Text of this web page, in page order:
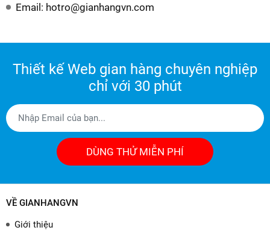
Email: hotro@gianhangvn.com
Thiết kế Web gian hàng chuyên nghiệp
chỉ với 30 phút
DÙNG THỬ MIỄN PHÍ
VỀ GIANHANGVN
Giới thiệu